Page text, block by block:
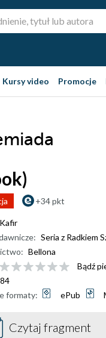
Kursy video Promocje
+34 pkt
Kafir
Seria z Radkiem
Bellona
Bądź
formaty:
ePub
Czytaj fragment